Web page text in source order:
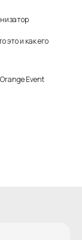
это и как его
Event